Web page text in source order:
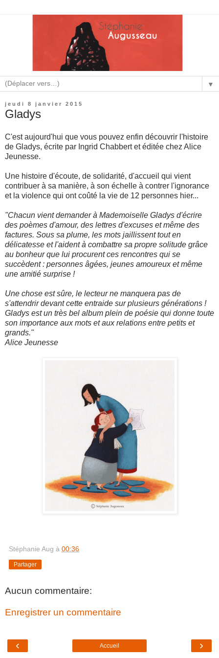
▼
jeudi 8 janvier 2015
Gladys
C'est aujourd'hui que vous pouvez enfin découvrir l'histoire
de Gladys, écrite par Ingrid Chabbert et éditée chez Alice
Jeunesse.
Une histoire d'écoute, de solidarité, d'accueil qui vient
contribuer à sa manière, à son échelle à contrer l'ignorance
et la violence qui ont coûté la vie de 12 personnes hier...
"Chacun vient demander à Mademoiselle Gladys d'écrire
des poèmes d'amour, des lettres d'excuses et même des
factures. Sous sa plume, les mots jaillissent tout en
délicatesse et l'aident à combattre sa propre solitude grâce
au bonheur que lui procurent ces rencontres qui se
succèdent : personnes âgées, jeunes amoureux et même
une amitié surprise !
Une chose est sûre, le lecteur ne manquera pas de
s'attendrir devant cette entraide sur plusieurs générations !
Gladys est un très bel album plein de poésie qui donne toute
son importance aux mots et aux relations entre petits et
grands."
Alice Jeunesse
Stéphanie Aug à 00:36
Partager
Aucun commentaire:
Enregistrer un commentaire
‹ ›
Accueil